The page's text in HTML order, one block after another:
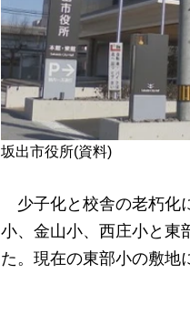
坂出市役所(資料)
少子化と校舎の老朽化
小、金山小、西庄小と東
た。現在の東部小の敷地